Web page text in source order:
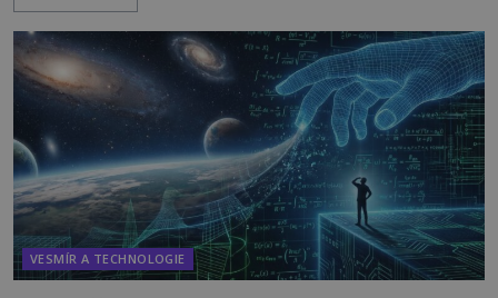
možnostech již desítky let vzrušeně diskutují
vědci, ufologo
VESMÍR A TECHNOLOGIE